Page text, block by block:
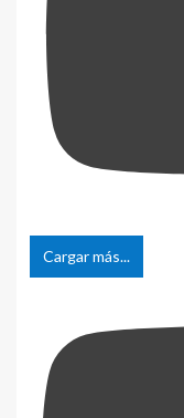
Cargar más...